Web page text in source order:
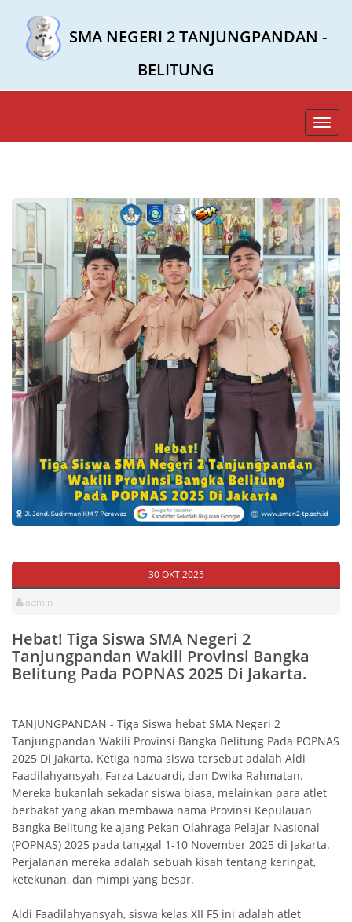
SMA NEGERI 2 TANJUNGPANDAN -
BELITUNG
30 OKT 2025
admin
Hebat! Tiga Siswa SMA Negeri 2
Tanjungpandan Wakili Provinsi Bangka
Belitung Pada POPNAS 2025 Di Jakarta.
TANJUNGPANDAN - Tiga Siswa hebat SMA Negeri 2
Tanjungpandan Wakili Provinsi Bangka Belitung Pada POPNAS
2025 Di Jakarta. Ketiga nama siswa tersebut adalah Aldi
Faadilahyansyah, Farza Lazuardi, dan Dwika Rahmatan.
Mereka bukanlah sekadar siswa biasa, melainkan para atlet
berbakat yang akan membawa nama Provinsi Kepulauan
Bangka Belitung ke ajang Pekan Olahraga Pelajar Nasional
(POPNAS) 2025 pada tanggal 1-10 November 2025 di Jakarta.
Perjalanan mereka adalah sebuah kisah tentang keringat,
ketekunan, dan mimpi yang besar.
Aldi Faadilahyansyah, siswa kelas XII F5 ini adalah atlet